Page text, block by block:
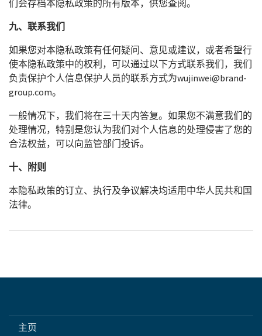
们会存档本隐私政策的所有版本，供您查阅。
九、联系我们
如果您对本隐私政策有任何疑问、意见或建议，或者希望行
使本隐私政策中的权利，可以通过以下方式联系我们，我们
负责保护个人信息保护人员的联系方式为wujinwei@brand-
group.com。
一般情况下，我们将在三十天内答复。如果您不满意我们的
处理情况，特别是您认为我们对个人信息的处理侵害了您的
合法权益，可以向监管部门投诉。
十、附则
本隐私政策的订立、执行及争议解决均适用中华人民共和国
法律。
主页